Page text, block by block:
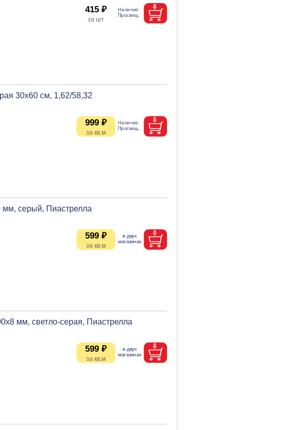
415 ₽
30x60 см, 1,62/58,32
999 ₽
мм, серый, Пиастрелла
599 ₽
мм, светло-серая, Пиастрелла
599 ₽